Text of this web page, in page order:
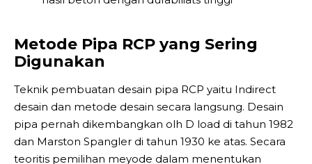
Metode Pipa RCP yang Sering
Digunakan
Teknik pembuatan desain pipa RCP yaitu Indirect
desain dan metode desain secara langsung. Desain
pipa pernah dikembangkan olh D load di tahun 1982
dan Marston Spangler di tahun 1930 ke atas. Secara
teoritis pemilihan meyode dalam menentukan